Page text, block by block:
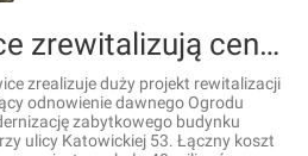
Świętochłowice zrewitalizują centrum za 40 mln zł. Ponad 33 mln zł unijnego dofinansowania
zrealizuje duży projekt rewitalizacji
odnowienie dawnego Ogrodu
zabytkowego budynku
ulicy Katowickiej 53. Łączny koszt